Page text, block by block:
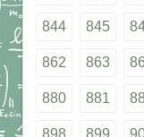
844 845
862 863
880 881